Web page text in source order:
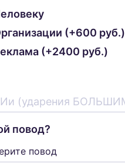
(+600 руб.)
(+2400 руб.)
повод?